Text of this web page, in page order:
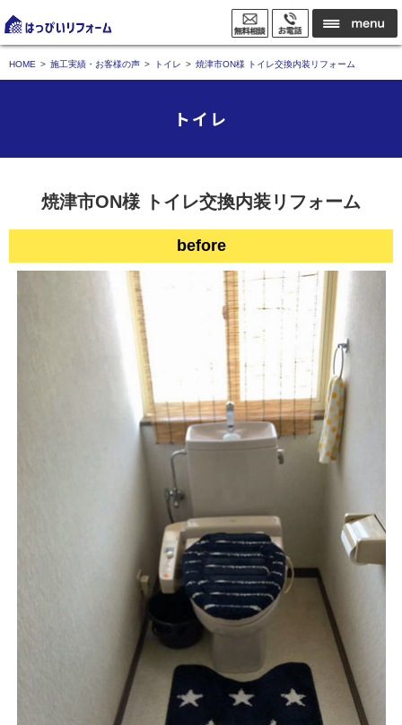
HOME 施工実績・お客様の声 トイレ 焼津市ON様 トイレ交換内装リフォーム
トイレ
焼津市ON様 トイレ交換内装リフォーム
before